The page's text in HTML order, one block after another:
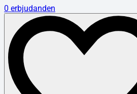
0 erbjudanden